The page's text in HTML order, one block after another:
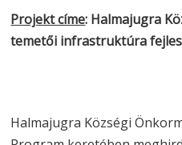
Projekt címe: Halmajugra
temetői infrastruktúra
Halmajugra Községi